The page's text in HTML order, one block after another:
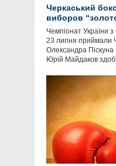
Черкаський
виборов
Чемпіонат України
23 липня приймали
Олександра
Юрій Майдаков